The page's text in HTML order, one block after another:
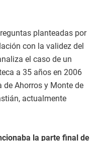
planteadas por
con la validez del
el caso de un
a 35 años en 2006
de Ahorros y Monte de
actualmente
la parte final de